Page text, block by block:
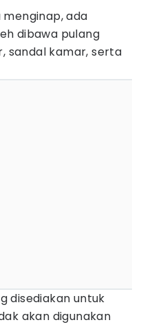
ada
dibawa pulang
sandal kamar, serta
disediakan untuk
akan digunakan